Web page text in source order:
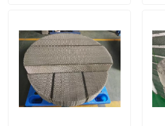
Su di noi
Visita alla fabbrica